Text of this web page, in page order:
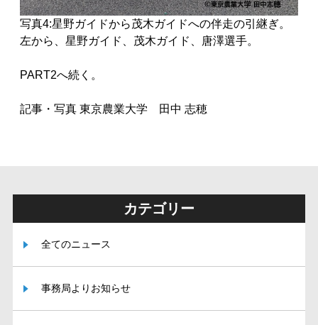
写真4:星野ガイドから茂木ガイドへの伴走の引継ぎ。
左から、星野ガイド、茂木ガイド、唐澤選手。
PART2へ続く。
記事・写真 東京農業大学 田中 志穂
カテゴリー
全てのニュース
事務局よりお知らせ